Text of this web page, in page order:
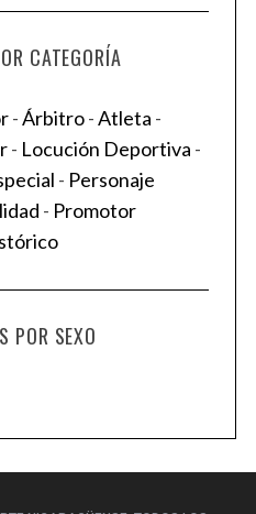
CATEGORÍA
-Árbitro-Atleta -
- Locución Deportiva -
- Personaje
- Promotor
POR SEXO